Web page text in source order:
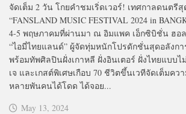
จัดเต็ม 2 วัน โกยคำชมเริ่ดเวอร์! เทศกาลดนตรี
“FANSLAND MUSIC FESTIVAL 2024 in
4-5 พฤษภาคมที่ผ่านมา ณ อิมแพค เอ็กซิบิชั่น ฮอล
“ไอมี่ไทยแลนด์” ผู้จัดทุ่มหนักโปรดักชั่นสุดอลังกา
พร้อมทัพศิลปินฝั่งเกาหลี ฝั่งอินเตอร์ ฝั่งไทยแบบไ
เจ และเกสต์พิเศษเกือบ 70 ชีวิตขึ้นเวทีจัดเต็มค
หลายพันคนได้โดด ได้จอย...
May 13, 2024